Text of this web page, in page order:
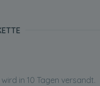
in 10 Tagen versandt.